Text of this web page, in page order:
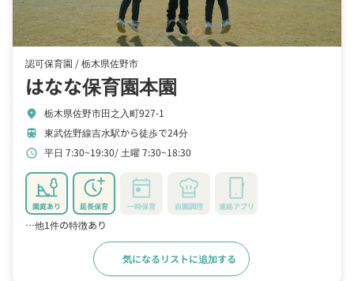
認可保育園 /栃木県佐野市
はなな保育園本園
location_on 栃木県佐野市田之入町927-1
train 東武佐野線吉水駅から徒歩で24分
schedule 平日 7:30~19:30 土曜 7:30~18:30
園庭あり 延長保育 一時保育 自園調理 連絡アプリ
…他1件の特徴あり
気になるリストに追加する